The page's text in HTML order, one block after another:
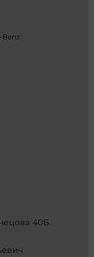
40Б
Benz